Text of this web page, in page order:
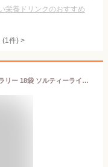
栄養ドリンクのおすすめ
(1件) >
【公式】大正製薬 リポビタン アイススラリー 18袋 ソルティーライチ風味 栄養ドリンク 飲み物 スポーツ ドリンク スポドリ 冷凍 熱中症対策 クエン酸 スポーツ飲料 アイス 栄養補給 水分補給 ランニング マラソン 駅伝 凍らせる 部活 熱中症予防 清涼飲料